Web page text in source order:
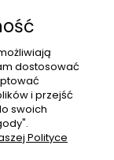
dostosować
i przejść
swoich
Polityce